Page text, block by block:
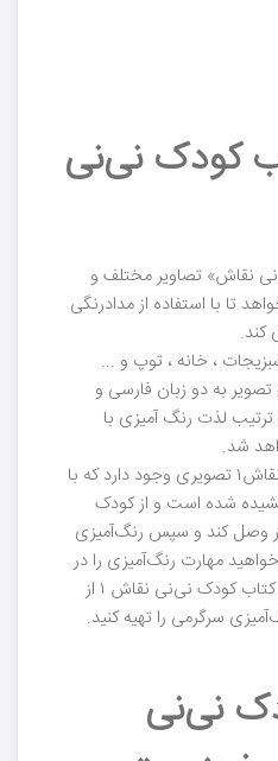
کودک نی‌‌نی
نقاش» تصاویر مختلف و
تا با استفاده از مدادرنگی
کند.
، خانه ، توپ و ...
به دو زبان فارسی و
لذت رنگ آمیزی با
شد.
در پایان کتاب کودک نی‌نی نقاش۱ تصویری وجود دارد که با
شده است و از کودک
وصل کند و سپس رنگ‌آمیزی
مهارت رنگ‌آمیزی را در
کودک تقویت کنید می‌توانید کتاب کودک نی‌نی نقاش ۱ از
سرگرمی را تهیه کنید.
نی‌نی